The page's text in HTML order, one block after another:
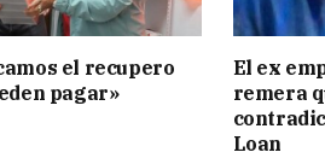
el recupero
pagar»
El ex
remera
Loan